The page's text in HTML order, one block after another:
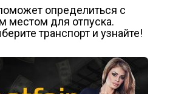
определиться с
местом для отпуска.
транспорт и узнайте!